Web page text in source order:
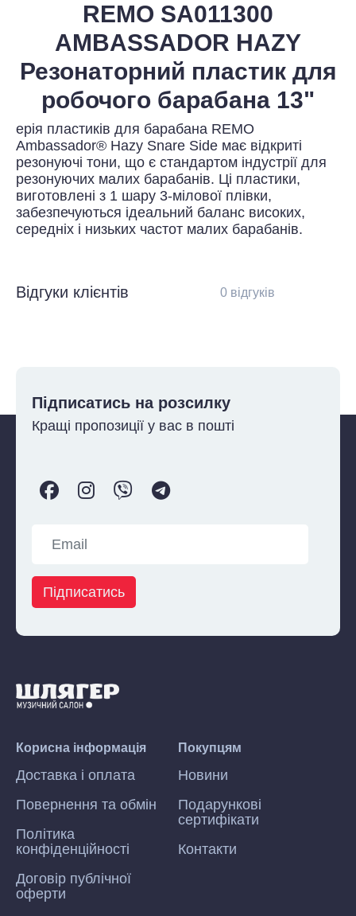
REMO SA011300
AMBASSADOR HAZY
Резонаторний пластик для
робочого барабана 13"
ерія пластиків для барабана REMO
Ambassador® Hazy Snare Side має відкриті
резонуючі тони, що є стандартом індустрії для
резонуючих малих барабанів. Ці пластики,
виготовлені з 1 шару 3-мілової плівки,
забезпечуються ідеальний баланс високих,
середніх і низьких частот малих барабанів.
Відгуки клієнтів 0 відгуків
Підписатись на розсилку
Кращі пропозиції у вас в пошті
Підписатись
Покупцям
Новини
Подарункові
сертифікати
Контакти
Корисна інформація
Доставка і оплата
Повернення та обмін
Політика
конфіденційності
Договір публічної
оферти